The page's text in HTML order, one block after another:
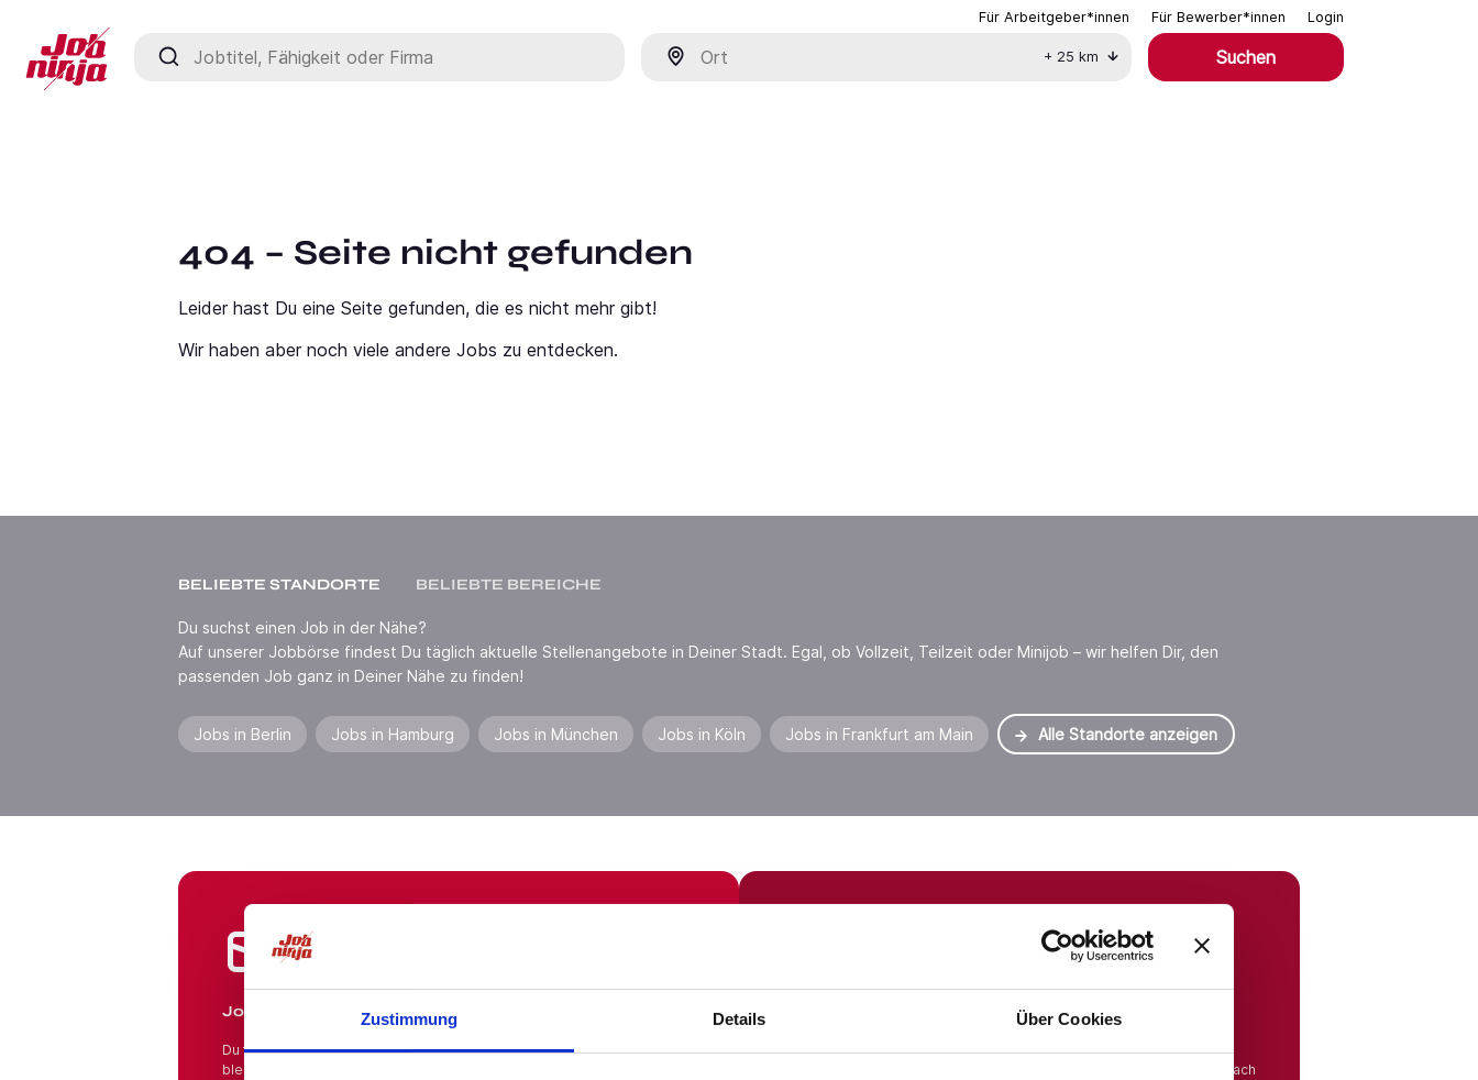
Zustimmung Details Über Cookies
Für Arbeitgeber*innen Für Bewerber*innen Login
Jobtitel, Fähigkeit oder Firma
+ 25 km Suchen
404 – Seite nicht gefunden
Leider hast Du eine Seite gefunden, die es nicht mehr gibt!
Wir haben aber noch viele andere Jobs zu entdecken.
BELIEBTE STANDORTE BELIEBTE BEREICHE
Du suchst einen Job in der Nähe?
Auf unserer Jobbörse findest Du täglich aktuelle Stellenangebote in Deiner Stadt. Egal, ob Vollzeit, Teilzeit oder Minijob – wir helfen Dir, den
passenden Job ganz in Deiner Nähe zu finden!
Jobs in Berlin Jobs in Hamburg Jobs in München Jobs in Köln Jobs in Frankfurt am Main Alle Standorte anzeigen
Jobs in Branchen!
Du fühlst Dich wohl in Deinem Beruf und möchtest in Deiner Branche
bleiben? Hier findest Du das gesamte Angebot aus Deiner Branche.
Jobs in Branchen
Auf unserer Plattform findest Du eine große Auswahl an
Stellenangeboten, die nach Städten sortiert sind, sodass Du gezielt nach
Jobs in der Nähe